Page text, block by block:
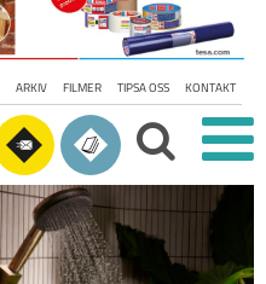
ARKIV FILMER TIPSA OSS KONTAKT